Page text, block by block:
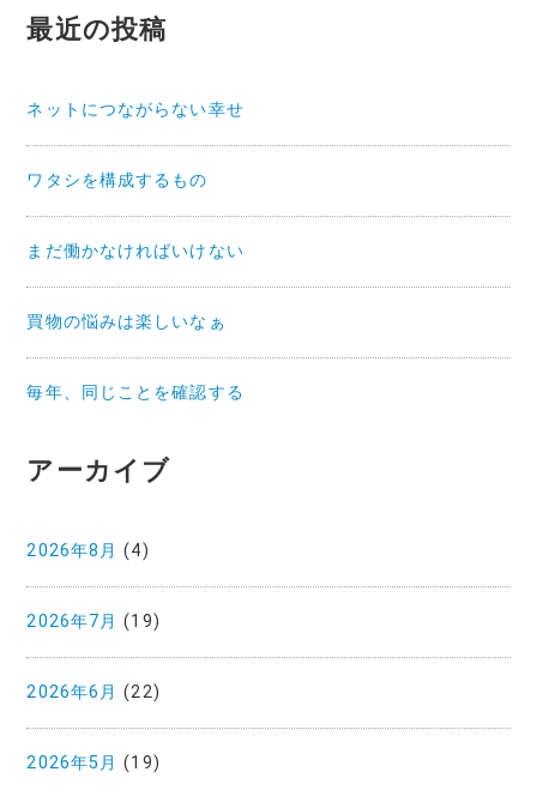
シ
ン
最近の投稿
ネットにつながらない幸せ
ワタシを構成するもの
まだ働かなければいけない
買物の悩みは楽しいなぁ
毎年、同じことを確認する
アーカイブ
2026年8月 (4)
2026年7月 (19)
2026年6月 (22)
2026年5月 (19)